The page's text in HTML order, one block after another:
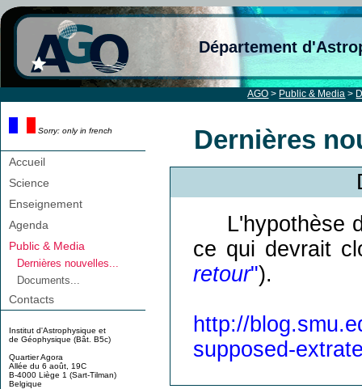
Département
AGO > Public & Media >
Sorry: only in french
Accueil
Science
Enseignement
Agenda
Public & Media
Dernières nouvelles...
Documents...
Contacts
Institut d'Astrophysique et
de Géophysique (Bât. B5c)
Quartier Agora
Allée du 6 août, 19C
B-4000 Liège 1 (Sart-Tilman)
Belgique
Dernières
L'hypothèse
ce qui devrait
retour").
http://
supposed-